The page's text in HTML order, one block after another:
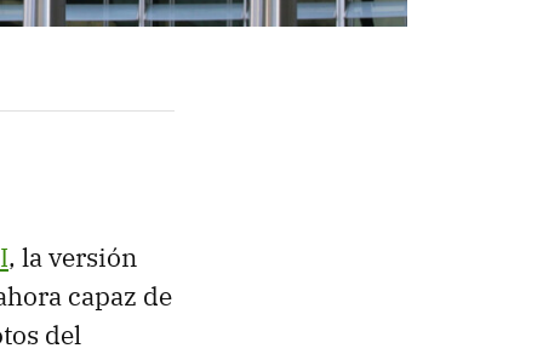
, la versión
capaz de
del